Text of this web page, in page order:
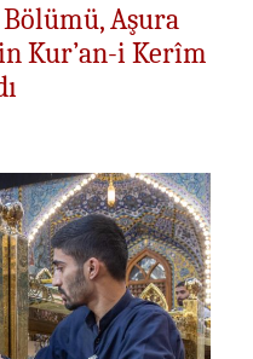
Bölümü, Aşura
Kur’an-i Kerîm